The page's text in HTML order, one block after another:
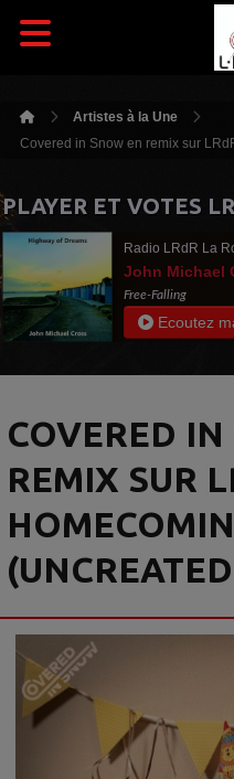
Artistes à la Une
Covered in Snow en remix sur
PLAYER ET VOTES
Radio LRdR La
John Michael
Free-Falling
Ecoutez
COVERED
REMIX SUR